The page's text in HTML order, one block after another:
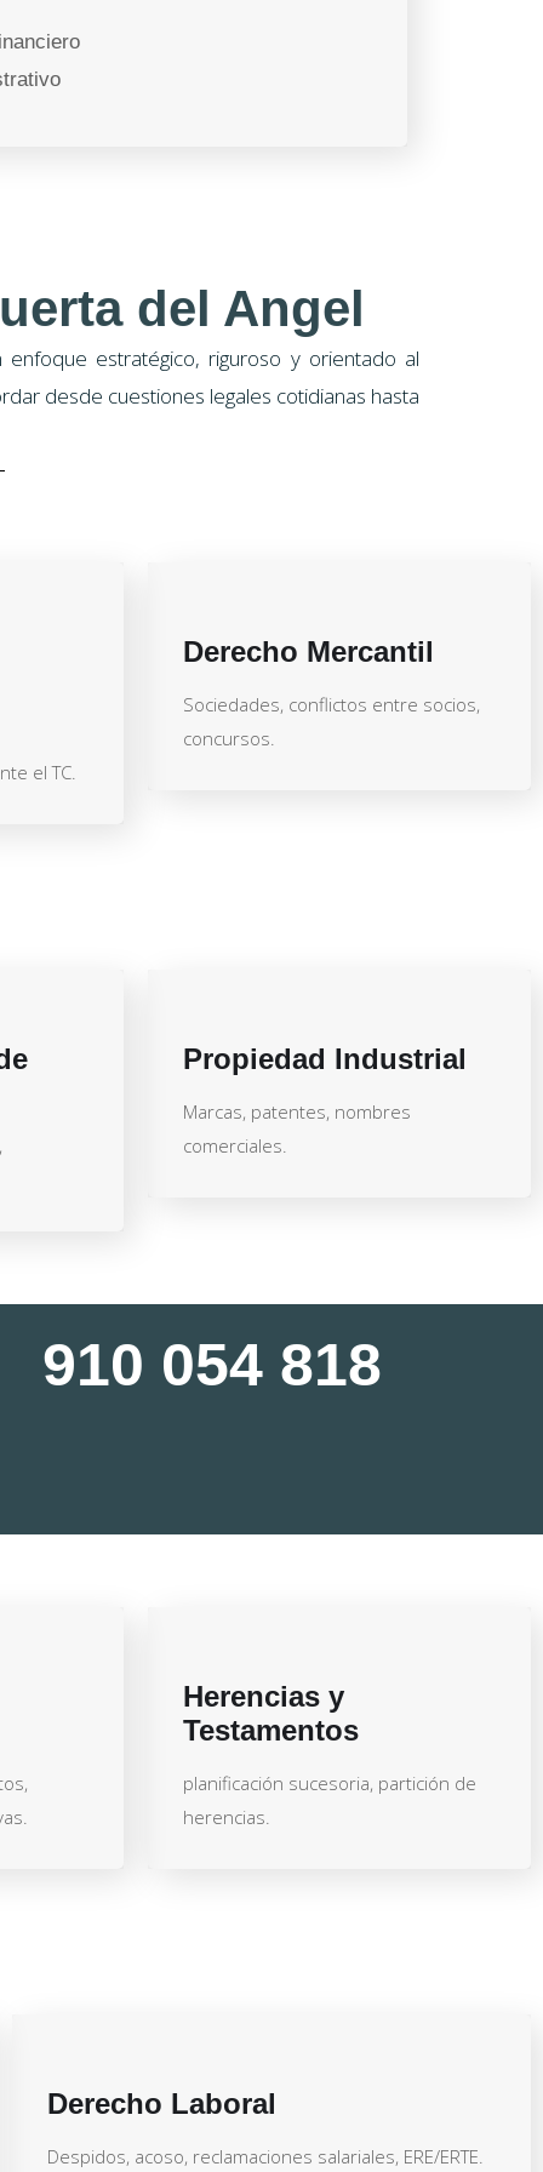
del Angel
estratégico, riguroso y orientado al
desde cuestiones legales cotidianas hasta
el TC.
Derecho Mercantil
Sociedades, conflictos entre socios,
concursos.
Propiedad Industrial
Marcas, patentes, nombres
comerciales.
910 054 818
Herencias y
Testamentos
planificación sucesoria, partición de
herencias.
Derecho Laboral
Despidos, acoso, reclamaciones salariales, ERE/ERTE.